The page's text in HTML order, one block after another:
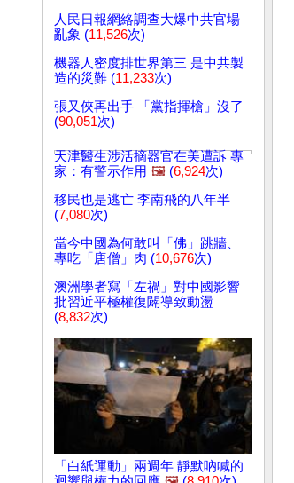
人民日報網絡調查大爆中共官場
亂象 (11,526次)
機器人密度排世界第三 是中共製
造的災難 (11,233次)
張又俠再出手 「黨指揮槍」沒了
(90,051次)
天津醫生涉活摘器官在美遭訴 專
家：有警示作用 🖼️ (6,924次)
移民也是逃亡 李南飛的八年半
(7,080次)
當今中國為何敢叫「佛」跳牆、
專吃「唐僧」肉 (10,676次)
澳洲學者寫「左禍」對中國影響
批習近平極權復闢導致動盪
(8,832次)
「白紙運動」兩週年 靜默吶喊的